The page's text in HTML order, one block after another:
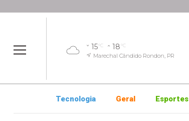
15°C 18°C
Marechal Cândido Rondon, PR
Tecnologia Geral Esportes